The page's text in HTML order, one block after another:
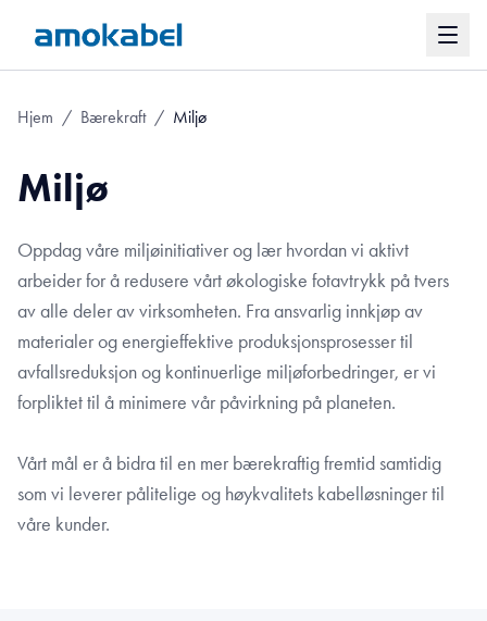
Hjem / Bærekraft / Miljø
Miljø
Oppdag våre miljøinitiativer og lær hvordan vi aktivt
arbeider for å redusere vårt økologiske fotavtrykk på tvers
av alle deler av virksomheten. Fra ansvarlig innkjøp av
materialer og energieffektive produksjonsprosesser til
avfallsreduksjon og kontinuerlige miljøforbedringer, er vi
forpliktet til å minimere vår påvirkning på planeten.
Vårt mål er å bidra til en mer bærekraftig fremtid samtidig
som vi leverer pålitelige og høykvalitets kabelløsninger til
våre kunder.